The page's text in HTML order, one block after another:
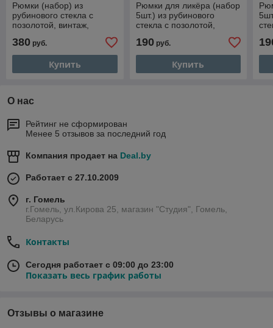
Рюмки (набор) из
рубинового стекла с
позолотой, винтаж,
Чехословакия, Богемия
380 руб.
Купить
Рюмки для ликёра (набор
5шт.) из рубинового
стекла с позолотой,
Богемия
190руб.
Купить
О нас
Рейтинг не сформирован
Менее 5 отзывов за последний год
Компания продает на Deal.by
Работает с 27.10.2009
г. Гомель
г.Гомель, ул.Кирова 25, магазин "Студия", Гомель,
Беларусь
Контакты
Сегодня работает с 09:00 до 23:00
Показать весь график работы
Отзывы о магазине